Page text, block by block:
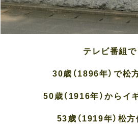
テレビ番組
30歳（1896年）で
50歳（1916年）から
53歳（1919年）松